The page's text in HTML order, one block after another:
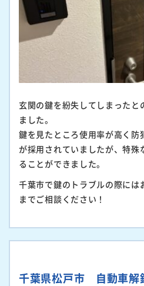
玄関の鍵を紛失してしまったと
ました。
鍵を見たところ使用率が高く防
が採用されていましたが、特殊
ることができました。
千葉市で鍵のトラブルの際に
までご相談ください！
千葉県松戸市 自動車解